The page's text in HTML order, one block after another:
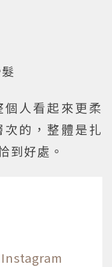
人看起來更柔
的，整體是扎
到好處。